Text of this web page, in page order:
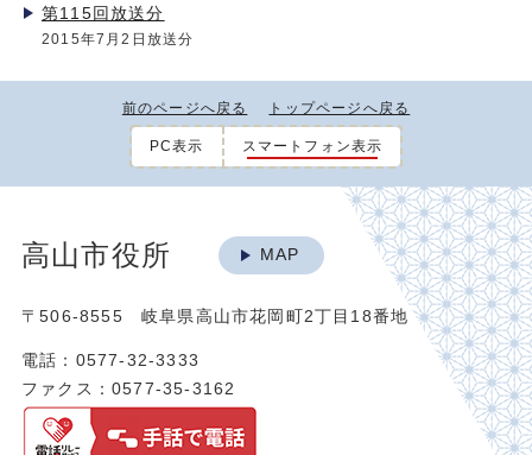
第115回放送分
2015年7月2日放送分
前のページへ戻る トップページへ戻る
PC表示 スマートフォン表示
高山市役所 MAP
〒506-8555 岐阜県高山市花岡町2丁目18番地
電話：0577-32-3333
ファクス：0577-35-3162